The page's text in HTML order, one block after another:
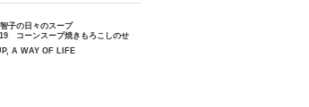
子の日々のスープ
コーンスープ焼きもろこしのせ
A WAY OF LIFE